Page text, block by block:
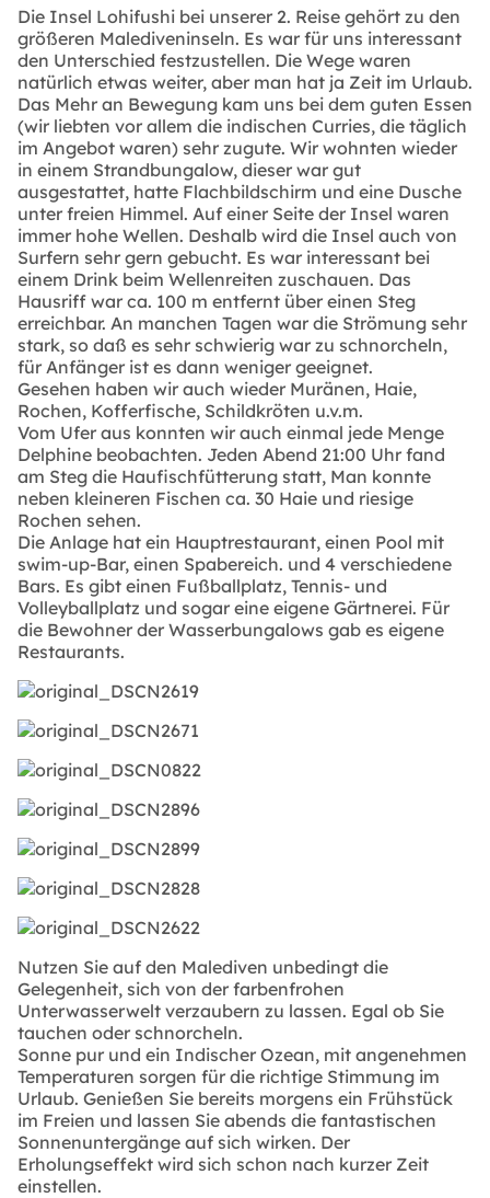
Die Insel Lohifushi bei unserer 2. Reise gehört zu den
größeren Malediveninseln. Es war für uns interessant
den Unterschied festzustellen. Die Wege waren
natürlich etwas weiter, aber man hat ja Zeit im Urlaub.
Das Mehr an Bewegung kam uns bei dem guten Essen
(wir liebten vor allem die indischen Curries, die täglich
im Angebot waren) sehr zugute. Wir wohnten wieder
in einem Strandbungalow, dieser war gut
ausgestattet, hatte Flachbildschirm und eine Dusche
unter freien Himmel. Auf einer Seite der Insel waren
immer hohe Wellen. Deshalb wird die Insel auch von
Surfern sehr gern gebucht. Es war interessant bei
einem Drink beim Wellenreiten zuschauen. Das
Hausriff war ca. 100 m entfernt über einen Steg
erreichbar. An manchen Tagen war die Strömung sehr
stark, so daß es sehr schwierig war zu schnorcheln,
für Anfänger ist es dann weniger geeignet.
Gesehen haben wir auch wieder Muränen, Haie,
Rochen, Kofferfische, Schildkröten u.v.m.
Vom Ufer aus konnten wir auch einmal jede Menge
Delphine beobachten. Jeden Abend 21:00 Uhr fand
am Steg die Haufischfütterung statt, Man konnte
neben kleineren Fischen ca. 30 Haie und riesige
Rochen sehen.
Die Anlage hat ein Hauptrestaurant, einen Pool mit
swim-up-Bar, einen Spabereich. und 4 verschiedene
Bars. Es gibt einen Fußballplatz, Tennis- und
Volleyballplatz und sogar eine eigene Gärtnerei. Für
die Bewohner der Wasserbungalows gab es eigene
Restaurants.
Nutzen Sie auf den Malediven unbedingt die
Gelegenheit, sich von der farbenfrohen
Unterwasserwelt verzaubern zu lassen. Egal ob Sie
tauchen oder schnorcheln.
Sonne pur und ein Indischer Ozean, mit angenehmen
Temperaturen sorgen für die richtige Stimmung im
Urlaub. Genießen Sie bereits morgens ein Frühstück
im Freien und lassen Sie abends die fantastischen
Sonnenuntergänge auf sich wirken. Der
Erholungseffekt wird sich schon nach kurzer Zeit
einstellen.